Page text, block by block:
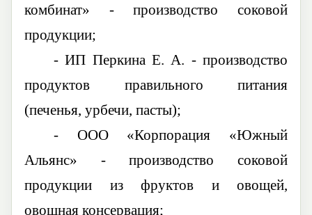
комбинат» - производство соковой
продукции;
- ИП Перкина Е. А. - производство
продуктов правильного питания
(печенья, урбечи, пасты);
-
ООО «Корпорация «Южный
Альянс» - производство соковой
продукции из фруктов и овощей,
овощная консервация;